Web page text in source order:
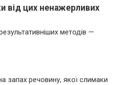
від цих ненажерливих
методів —
запах речовину, якої слимаки